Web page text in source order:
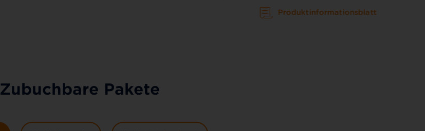
Produktinformationsblatt
Zubuchbare Pakete